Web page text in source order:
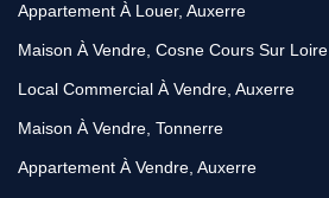
Appartement À Louer, Auxerre
Maison À Vendre, Cosne Cours Sur Loire
Local Commercial À Vendre, Auxerre
Maison À Vendre, Tonnerre
Appartement À Vendre, Auxerre